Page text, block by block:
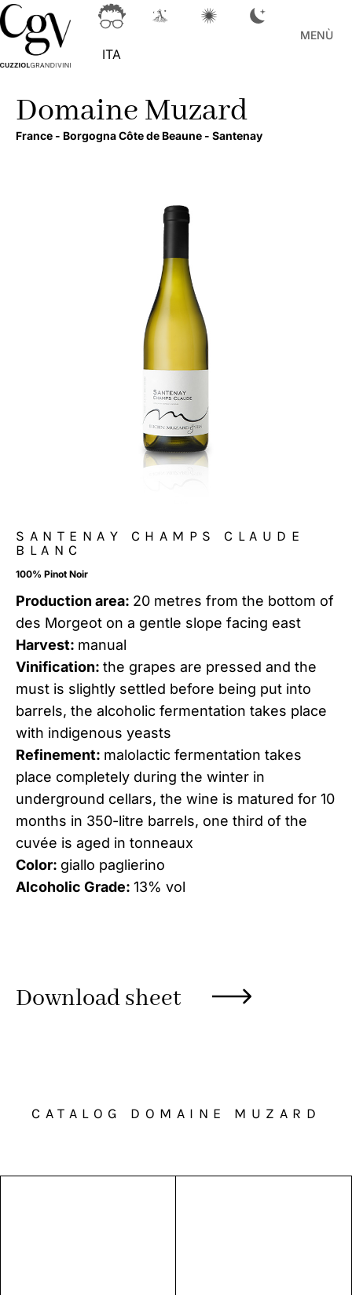
ITA
MENÙ
Domaine Muzard
France - Borgogna Côte de Beaune - Santenay
SANTENAY CHAMPS CLAUDE
BLANC
100% Pinot Noir
Production area: 20 metres from the bottom of
des Morgeot on a gentle slope facing east
Harvest: manual
Vinification: the grapes are pressed and the
must is slightly settled before being put into
barrels, the alcoholic fermentation takes place
with indigenous yeasts
Refinement: malolactic fermentation takes
place completely during the winter in
underground cellars, the wine is matured for 10
months in 350-litre barrels, one third of the
cuvée is aged in tonneaux
Color: giallo paglierino
Alcoholic Grade: 13% vol
Download sheet
CATALOG DOMAINE MUZARD